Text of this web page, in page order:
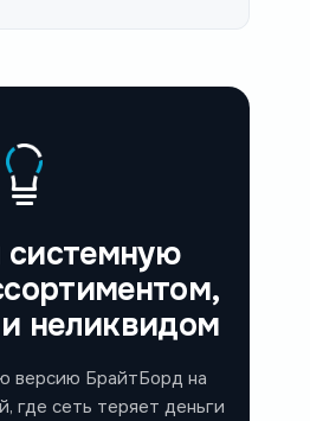
системную
неликвидом
версию БрайтБорд на
где сеть теряет деньги